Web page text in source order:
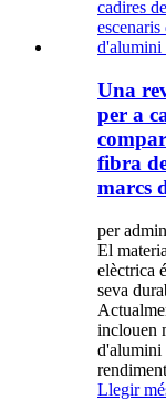
Una
per a
fibra
marcs
per
El
elèctrica
seva
inclouen
d'alumini
Llegir